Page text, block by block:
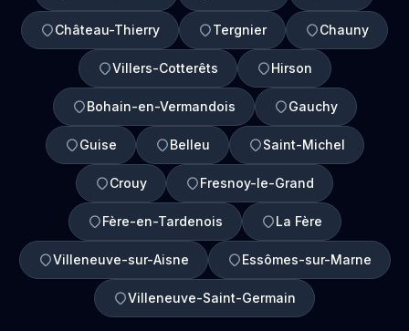
Château-Thierry Tergnier Chauny
Villers-Cotterêts Hirson
Bohain-en-Vermandois Gauchy
Guise Belleu Saint-Michel
Crouy Fresnoy-le-Grand
Fère-en-Tardenois La Fère
Villeneuve-sur-Aisne Essômes-sur-Marne
Villeneuve-Saint-Germain